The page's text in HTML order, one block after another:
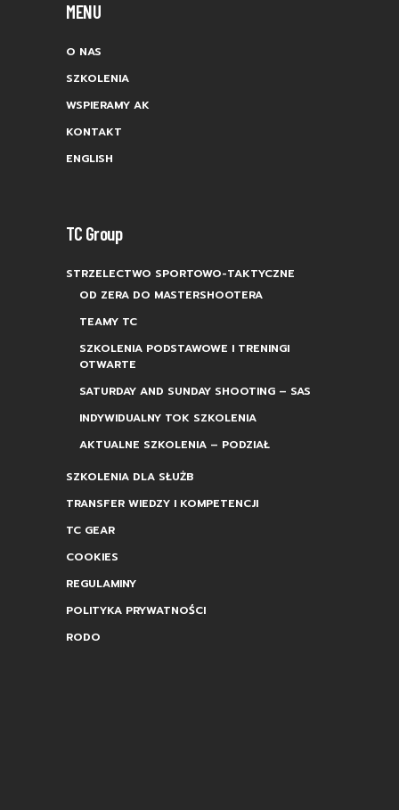
MENU
O NAS
SZKOLENIA
WSPIERAMY AK
KONTAKT
ENGLISH
TC Group
STRZELECTWO SPORTOWO-TAKTYCZNE
OD ZERA DO MASTERSHOOTERA
TEAMY TC
SZKOLENIA PODSTAWOWE I TRENINGI
OTWARTE
SATURDAY AND SUNDAY SHOOTING – SAS
INDYWIDUALNY TOK SZKOLENIA
AKTUALNE SZKOLENIA – PODZIAŁ
SZKOLENIA DLA SŁUŻB
TRANSFER WIEDZY I KOMPETENCJI
TC GEAR
COOKIES
REGULAMINY
POLITYKA PRYWATNOŚCI
RODO